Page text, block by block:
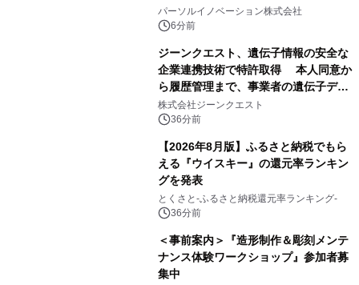
パーソルイノベーション株式会社
6分前
ジーンクエスト、遺伝子情報の安全な
企業連携技術で特許取得 本人同意か
ら履歴管理まで、事業者の遺伝子デー
タ活用を支援
株式会社ジーンクエスト
36分前
【2026年8月版】ふるさと納税でもら
える『ウイスキー』の還元率ランキン
グを発表
とくさと-ふるさと納税還元率ランキング-
36分前
＜事前案内＞『造形制作＆彫刻メンテ
ナンス体験ワークショップ』参加者募
集中